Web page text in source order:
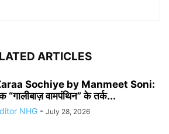
ARTICLES
Sochiye by Manmeet Soni:
“गालीबाज़ वामपंथिन” के तर्क...
NHG - July 28, 2026